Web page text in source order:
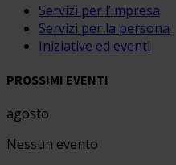
Servizi per l’impresa
Servizi per la persona
Iniziative ed eventi
PROSSIMI EVENTI
agosto
Nessun evento